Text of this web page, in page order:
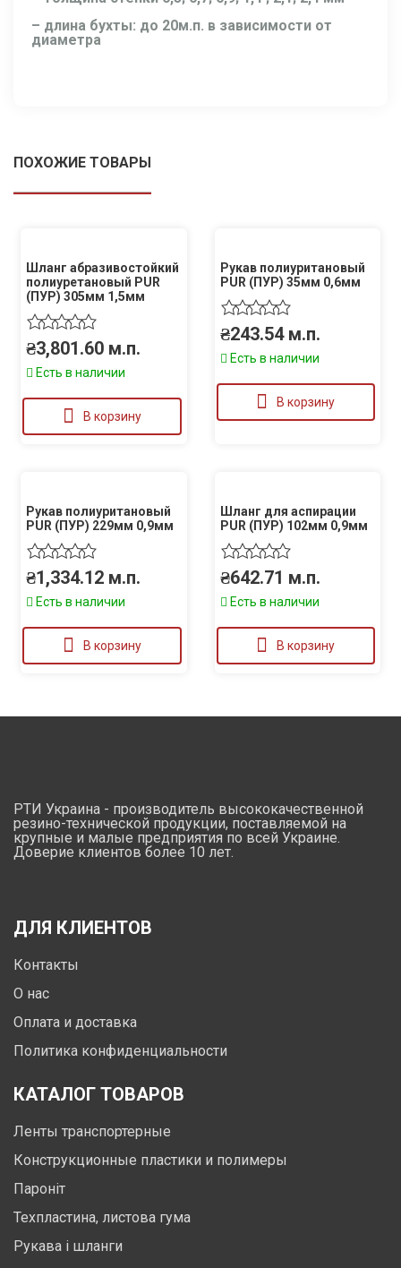
– длина бухты: до 20м.п. в зависимости от
диаметра
ПОХОЖИЕ ТОВАРЫ
Шланг абразивостойкий
полиуретановый PUR
(ПУР) 305мм 1,5мм
₴3,801.60 м.п.
Есть в наличии
В корзину
Рукав полиуритановый
PUR (ПУР) 35мм 0,6мм
₴243.54 м.п.
Есть в наличии
В корзину
Рукав полиуритановый
PUR (ПУР) 229мм 0,9мм
₴1,334.12 м.п.
Есть в наличии
В корзину
Шланг для аспирации
PUR (ПУР) 102мм 0,9мм
₴642.71 м.п.
Есть в наличии
В корзину
РТИ Украина - производитель высококачественной
резино-технической продукции, поставляемой на
крупные и малые предприятия по всей Украине.
Доверие клиентов более 10 лет.
ДЛЯ КЛИЕНТОВ
Контакты
О нас
Оплата и доставка
Политика конфиденциальности
КАТАЛОГ ТОВАРОВ
Ленты транспортерные
Конструкционные пластики и полимеры
Пароніт
Техпластина, листова гума
Рукава і шланги